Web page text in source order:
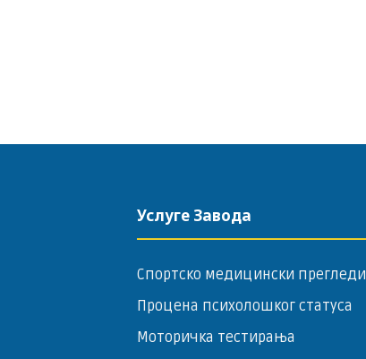
Услуге Завода
Спортско медицински прегледи
Процена психолошког статуса
Моторичка тестирања